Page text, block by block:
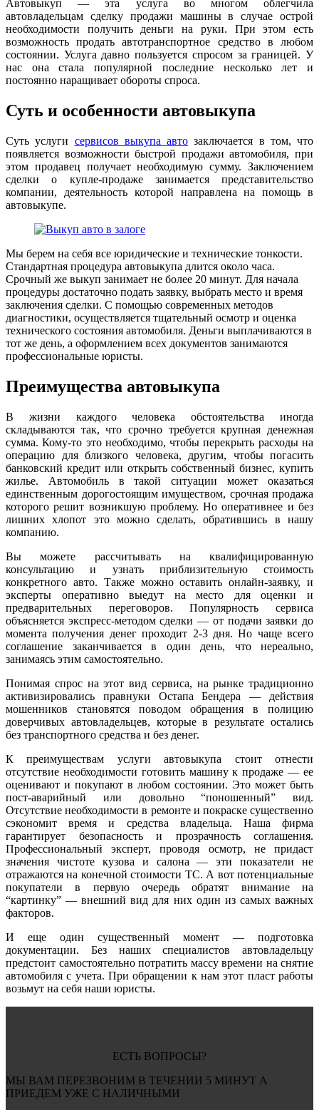
Автовыкуп — эта услуга во многом облегчила
автовладельцам сделку продажи машины в случае острой
необходимости получить деньги на руки. При этом есть
возможность продать автотранспортное средство в любом
состоянии. Услуга давно пользуется спросом за границей. У
нас она стала популярной последние несколько лет и
постоянно наращивает обороты спроса.
Суть и особенности автовыкупа
Суть услуги сервисов выкупа авто заключается в том, что
появляется возможности быстрой продажи автомобиля, при
этом продавец получает необходимую сумму. Заключением
сделки о купле-продаже занимается представительство
компании, деятельность которой направлена на помощь в
автовыкупе.
Мы берем на себя все юридические и технические тонкости.
Стандартная процедура автовыкупа длится около часа.
Срочный же выкуп занимает не более 20 минут. Для начала
процедуры достаточно подать заявку, выбрать место и время
заключения сделки. С помощью современных методов
диагностики, осуществляется тщательный осмотр и оценка
технического состояния автомобиля. Деньги выплачиваются в
тот же день, а оформлением всех документов занимаются
профессиональные юристы.
Преимущества автовыкупа
В жизни каждого человека обстоятельства иногда
складываются так, что срочно требуется крупная денежная
сумма. Кому-то это необходимо, чтобы перекрыть расходы на
операцию для близкого человека, другим, чтобы погасить
банковский кредит или открыть собственный бизнес, купить
жилье. Автомобиль в такой ситуации может оказаться
единственным дорогостоящим имуществом, срочная продажа
которого решит возникшую проблему. Но оперативнее и без
лишних хлопот это можно сделать, обратившись в нашу
компанию.
Вы можете рассчитывать на квалифицированную
консультацию и узнать приблизительную стоимость
конкретного авто. Также можно оставить онлайн-заявку, и
эксперты оперативно выедут на место для оценки и
предварительных переговоров. Популярность сервиса
объясняется экспресс-методом сделки — от подачи заявки до
момента получения денег проходит 2-3 дня. Но чаще всего
соглашение заканчивается в один день, что нереально,
занимаясь этим самостоятельно.
Понимая спрос на этот вид сервиса, на рынке традиционно
активизировались правнуки Остапа Бендера — действия
мошенников становятся поводом обращения в полицию
доверчивых автовладельцев, которые в результате остались
без транспортного средства и без денег.
К преимуществам услуги автовыкупа стоит отнести
отсутствие необходимости готовить машину к продаже — ее
оценивают и покупают в любом состоянии. Это может быть
пост-аварийный или довольно “поношенный” вид.
Отсутствие необходимости в ремонте и покраске существенно
сэкономит время и средства владельца. Наша фирма
гарантирует безопасность и прозрачность соглашения.
Профессиональный эксперт, проводя осмотр, не придаст
значения чистоте кузова и салона — эти показатели не
отражаются на конечной стоимости ТС. А вот потенциальные
покупатели в первую очередь обратят внимание на
“картинку” — внешний вид для них один из самых важных
факторов.
И еще один существенный момент — подготовка
документации. Без наших специалистов автовладельцу
предстоит самостоятельно потратить массу времени на снятие
автомобиля с учета. При обращении к нам этот пласт работы
возьмут на себя наши юристы.
ЕСТЬ ВОПРОСЫ?
МЫ ВАМ ПЕРЕЗВОНИМ В ТЕЧЕНИИ 5 МИНУТ А
ПРИЕДЕМ УЖЕ С НАЛИЧНЫМИ